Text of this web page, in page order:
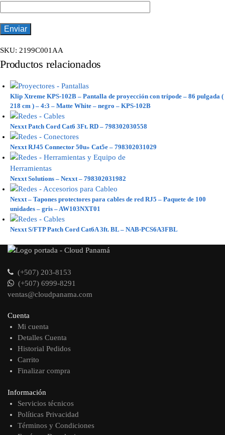
SKU: 2199C001AA
Productos relacionados
Klip Xtreme KPS-102B – Pantalla de proyección con trípode – 86 pulgada (
218 cm ) – 4:3 – Matte White – negro – KPS-102B
Nexxt Patch Cord Cat6 3Ft. RD – 798302030558
Nexxt RJ45 Connector 50u» Cat5e – 798302031029
Nexxt Solutions – Nexxt – 798302031982
Nexxt – Tapones protectores para cables de red RJ5 – Paquete de 100
unidades – gris – AW103NXT01
Nexxt S/FTP Patch Cord Cat6A 3ft. BL – NAB-PCS6A3FBL
(+507) 203-8153
(+507) 6999-8291
ventas@cloudpanama.com
Cuenta
Mi cuenta
Detalles Cuenta
Historial Pedidos
Carrito
Finalizar compra
Información
Servicios técnicos
Políticas Privacidad
Términos y Condiciones